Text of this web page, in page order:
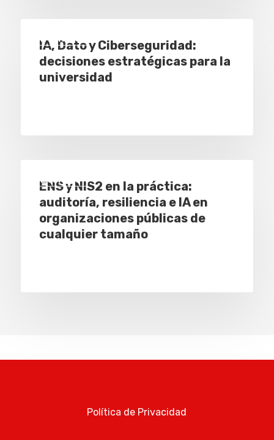
Eventos
IA, Dato y Ciberseguridad:
decisiones estratégicas para la
universidad
Eventos
ENS y NIS2 en la práctica:
auditoría, resiliencia e IA en
organizaciones públicas de
cualquier tamaño
Política de Privacidad